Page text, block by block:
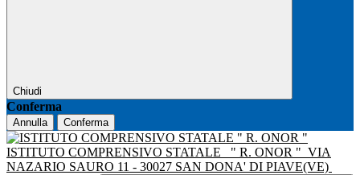
Chiudi
Conferma
Annulla Conferma
ISTITUTO COMPRENSIVO STATALE " R. ONOR " VIA
NAZARIO SAURO 11 - 30027 SAN DONA' DI PIAVE(VE)